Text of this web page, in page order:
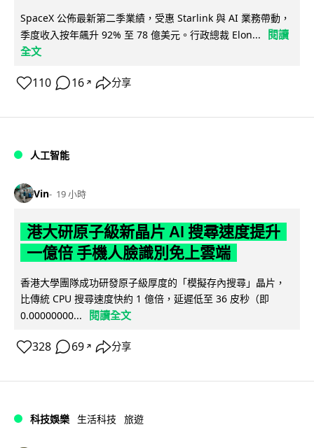
SpaceX 公佈最新第二季業績，受惠 Starlink 與 AI 業務帶動，
季度收入按年飆升 92% 至 78 億美元。行政總裁 Elon...
閱讀
全文
110 16 ↗ 分享
人工智能
Vin 19 小時
港大研原子級新晶片 AI 搜尋速度提升
一億倍 手機人臉識別免上雲端
香港大學團隊成功研發原子級厚度的「模擬存內搜尋」晶片，
比傳統 CPU 搜尋速度快約 1 億倍，延遲低至 36 皮秒（即
0.00000000...
閱讀全文
328 69 ↗ 分享
科技娛樂 生活科技 旅遊